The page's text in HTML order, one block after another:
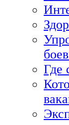
Где